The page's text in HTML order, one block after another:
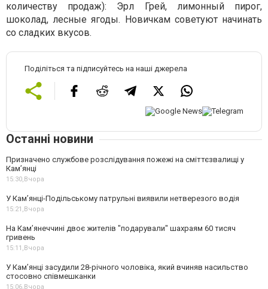
количеству продаж): Эрл Грей, лимонный пирог,
шоколад, лесные ягоды. Новичкам советуют начинать
со сладких вкусов.
Поділіться та підписуйтесь на наші джерела
Останні новини
Призначено службове розслідування пожежі на сміттєзвалищі у
Кам’янці
15:30,Вчора
У Кам’янці-Подільському патрульні виявили нетверезого водія
15:21,Вчора
На Камʼянеччині двоє жителів "подарували" шахраям 60 тисяч
гривень
15:11,Вчора
У Камʼянці засудили 28-річного чоловіка, який вчиняв насильство
стосовно співмешканки
15:06,Вчора